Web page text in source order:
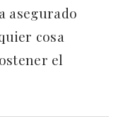
asegurado
cosa
el